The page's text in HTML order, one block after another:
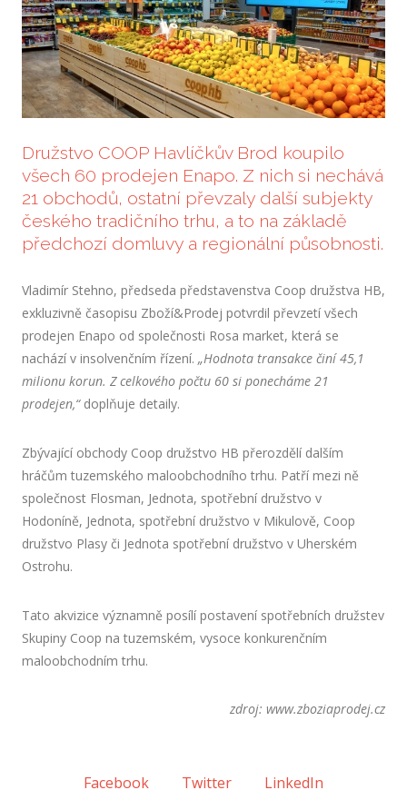
Družstvo COOP Havlíčkův Brod koupilo
všech 60 prodejen Enapo. Z nich si nechává
21 obchodů, ostatní převzaly další subjekty
českého tradičního trhu, a to na základě
předchozí domluvy a regionální působnosti.
Vladimír Stehno, předseda představenstva Coop družstva HB,
exkluzivně časopisu Zboží&Prodej potvrdil převzetí všech
prodejen Enapo od společnosti Rosa market, která se
nachází v insolvenčním řízení. „Hodnota transakce činí 45,1
milionu korun. Z celkového počtu 60 si ponecháme 21
prodejen,“doplňuje detaily.
Zbývající obchody Coop družstvo HB přerozdělí dalším
hráčům tuzemského maloobchodního trhu. Patří mezi ně
společnost Flosman, Jednota, spotřební družstvo v
Hodoníně, Jednota, spotřební družstvo v Mikulově, Coop
družstvo Plasy či Jednota spotřební družstvo v Uherském
Ostrohu.
Tato akvizice významně posílí postavení spotřebních družstev
Skupiny Coop na tuzemském, vysoce konkurenčním
maloobchodním trhu.
zdroj: www.zboziaprodej.cz
Facebook Twitter LinkedIn